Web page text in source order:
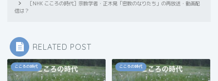
［NHK こころの時代］宗教学者・正木晃「密教のなりたち」の再放送・動画配
信は？
RELATED POST
こころの時代 こころの時代